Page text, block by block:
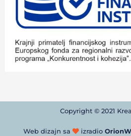
Copyright © 2021
Web dizajn sa izradio